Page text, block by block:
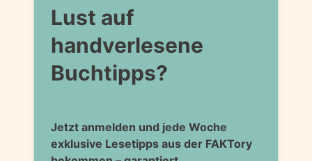
Lust auf
handverlesene
Buchtipps?